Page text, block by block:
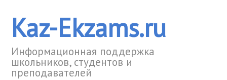
Kaz-Ekzams.ru
Информационная поддержка
школьников, студентов и
преподавателей